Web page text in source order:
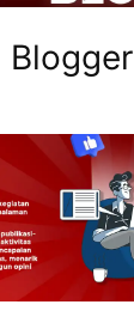
Blogger